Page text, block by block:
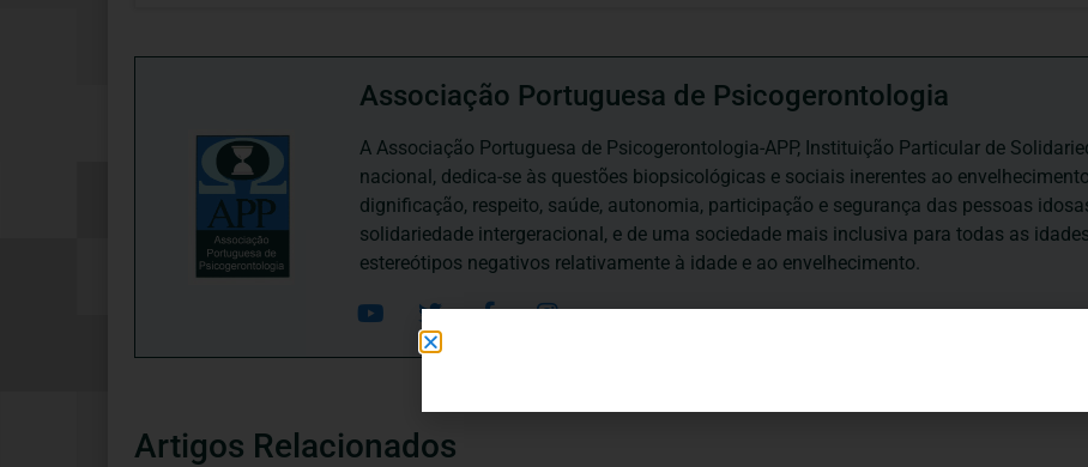
Associação Portuguesa de Psicogerontologia
A Associação Portuguesa de Psicogerontologia-APP, Instituição Particular de
nacional, dedica-se às questões biopsicológicas e sociais inerentes ao
dignificação, respeito, saúde, autonomia, participação e segurança das pessoas
solidariedade intergeracional, e de uma sociedade mais inclusiva para todas as
estereótipos negativos relativamente à idade e ao envelhecimento.
Artigos Relacionados